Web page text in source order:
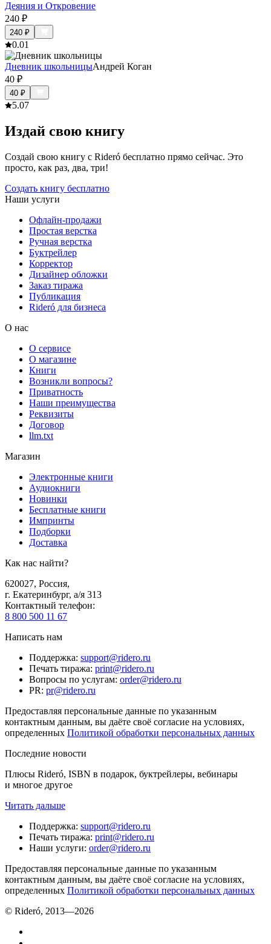
Деяния и Откровение
240 ₽
240 ₽
0.01
Дневник школьницыАндрей Коган
40 ₽
40 ₽
5.07
Издай свою книгу
Создай свою книгу с Rideró бесплатно прямо сейчас. Это
просто, как раз, два, три!
Создать книгу бесплатно
Наши услуги
Офлайн-продажи
Простая верстка
Ручная верстка
Буктрейлер
Корректор
Дизайнер обложки
Заказ тиража
Публикация
Rideró для бизнеса
О нас
О сервисе
О магазине
Книги
Возникли вопросы?
Приватность
Наши преимущества
Реквизиты
Договор
llm.txt
Магазин
Электронные книги
Аудиокниги
Новинки
Бесплатные книги
Импринты
Подборки
Доставка
Как нас найти?
620027, Россия,
г. Екатеринбург, а/я 313
Контактный телефон:
8 800 500 11 67
Написать нам
Поддержка: support@ridero.ru
Печать тиража: print@ridero.ru
Вопросы по услугам: order@ridero.ru
PR: pr@ridero.ru
Предоставляя персональные данные по указанным
контактным данным, вы даёте своё согласие на условиях,
определенных Политикой обработки персональных данных
Последние новости
Плюсы Rideró, ISBN в подарок, буктрейлеры, вебинары
и многое другое
Читать дальше
Поддержка: support@ridero.ru
Печать тиража: print@ridero.ru
Наши услуги: order@ridero.ru
Предоставляя персональные данные по указанным
контактным данным, вы даёте своё согласие на условиях,
определенных Политикой обработки персональных данных
© Rideró, 2013—2026